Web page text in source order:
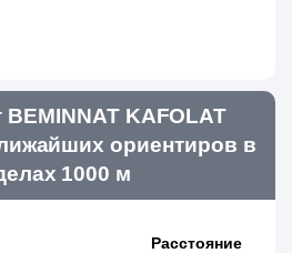
KAFOLAT
ориентиров в
1000 м
Расстояние